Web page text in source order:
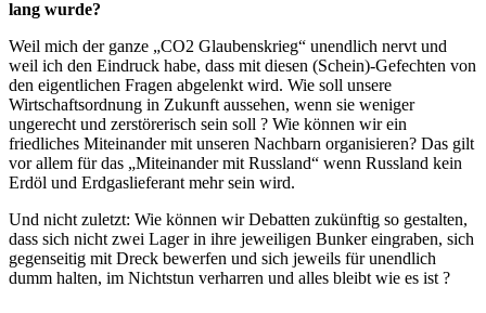
lang wurde?
Weil mich der ganze „CO2 Glaubenskrieg“ unendlich nervt und
weil ich den Eindruck habe, dass mit diesen (Schein)-Gefechten von
den eigentlichen Fragen abgelenkt wird. Wie soll unsere
Wirtschaftsordnung in Zukunft aussehen, wenn sie weniger
ungerecht und zerstörerisch sein soll ? Wie können wir ein
friedliches Miteinander mit unseren Nachbarn organisieren? Das gilt
vor allem für das „Miteinander mit Russland“ wenn Russland kein
Erdöl und Erdgaslieferant mehr sein wird.
Und nicht zuletzt: Wie können wir Debatten zukünftig so gestalten,
dass sich nicht zwei Lager in ihre jeweiligen Bunker eingraben, sich
gegenseitig mit Dreck bewerfen und sich jeweils für unendlich
dumm halten, im Nichtstun verharren und alles bleibt wie es ist ?